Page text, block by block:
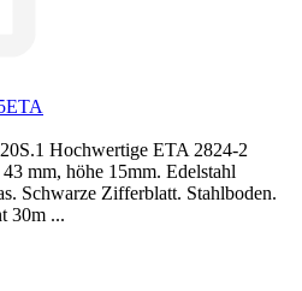
Hochwertige ETA 2824-2
mm, höhe 15mm. Edelstahl
Schwarze Zifferblatt. Stahlboden.
30m ...